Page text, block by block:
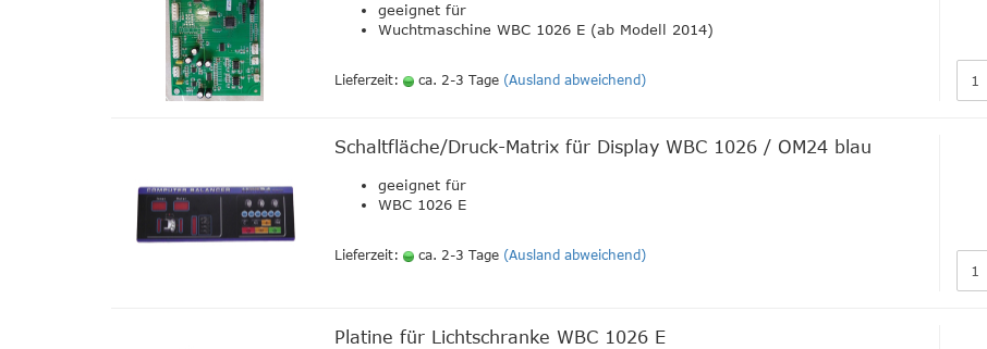
geeignet für
Wuchtmaschine WBC 1026 E (ab Modell 2014)
Lieferzeit: ca. 2-3 Tage (Ausland abweichend)
Schaltfläche/Druck-Matrix für Display WBC 1026 / OM24 blau
geeignet für
WBC 1026 E
Lieferzeit: ca. 2-3 Tage (Ausland abweichend)
Platine für Lichtschranke WBC 1026 E